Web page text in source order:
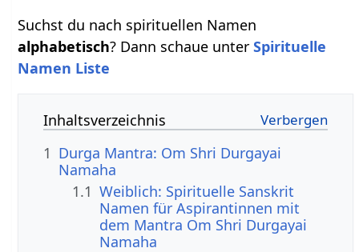
Suchst du nach spirituellen Namen
alphabetisch? Dann schaue unterSpirituelle
Namen Liste
Inhaltsverzeichnis
1 Durga Mantra: Om Shri Durgayai
Namaha
1.1 Weiblich: Spirituelle Sanskrit
Namen für Aspirantinnen mit
dem Mantra Om Shri Durgayai
Namaha